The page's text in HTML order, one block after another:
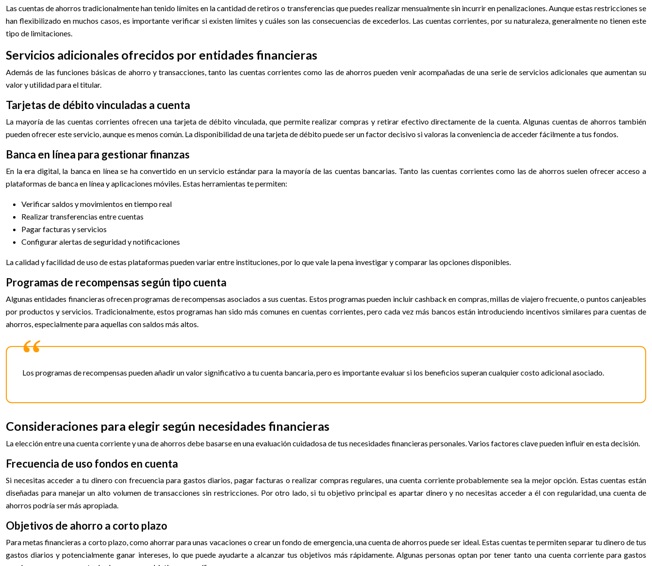
Las cuentas de ahorros tradicionalmente han tenido límites en la cantidad de retiros o transferencias que puedes realizar mensualmente sin incurrir en penalizaciones. Aunque estas restricciones se
han flexibilizado en muchos casos, es importante verificar si existen límites y cuáles son las consecuencias de excederlos. Las cuentas corrientes, por su naturaleza, generalmente no tienen este
tipo de limitaciones.
Servicios adicionales ofrecidos por entidades financieras
Además de las funciones básicas de ahorro y transacciones, tanto las cuentas corrientes como las de ahorros pueden venir acompañadas de una serie de servicios adicionales que aumentan su
valor y utilidad para el titular.
Tarjetas de débito vinculadas a cuenta
La mayoría de las cuentas corrientes ofrecen una tarjeta de débito vinculada, que permite realizar compras y retirar efectivo directamente de la cuenta. Algunas cuentas de ahorros también
pueden ofrecer este servicio, aunque es menos común. La disponibilidad de una tarjeta de débito puede ser un factor decisivo si valoras la conveniencia de acceder fácilmente a tus fondos.
Banca en línea para gestionar finanzas
En la era digital, la banca en línea se ha convertido en un servicio estándar para la mayoría de las cuentas bancarias. Tanto las cuentas corrientes como las de ahorros suelen ofrecer acceso a
plataformas de banca en línea y aplicaciones móviles. Estas herramientas te permiten:
Verificar saldos y movimientos en tiempo real
Realizar transferencias entre cuentas
Pagar facturas y servicios
Configurar alertas de seguridad y notificaciones
La calidad y facilidad de uso de estas plataformas pueden variar entre instituciones, por lo que vale la pena investigar y comparar las opciones disponibles.
Programas de recompensas según tipo cuenta
Algunas entidades financieras ofrecen programas de recompensas asociados a sus cuentas. Estos programas pueden incluir cashback en compras, millas de viajero frecuente, o puntos canjeables
por productos y servicios. Tradicionalmente, estos programas han sido más comunes en cuentas corrientes, pero cada vez más bancos están introduciendo incentivos similares para cuentas de
ahorros, especialmente para aquellas con saldos más altos.
Los programas de recompensas pueden añadir un valor significativo a tu cuenta bancaria, pero es importante evaluar si los beneficios superan cualquier costo adicional asociado.
Consideraciones para elegir según necesidades financieras
La elección entre una cuenta corriente y una de ahorros debe basarse en una evaluación cuidadosa de tus necesidades financieras personales. Varios factores clave pueden influir en esta decisión.
Frecuencia de uso fondos en cuenta
Si necesitas acceder a tu dinero con frecuencia para gastos diarios, pagar facturas o realizar compras regulares, una cuenta corriente probablemente sea la mejor opción. Estas cuentas están
diseñadas para manejar un alto volumen de transacciones sin restricciones. Por otro lado, si tu objetivo principal es apartar dinero y no necesitas acceder a él con regularidad, una cuenta de
ahorros podría ser más apropiada.
Objetivos de ahorro a corto plazo
Para metas financieras a corto plazo, como ahorrar para unas vacaciones o crear un fondo de emergencia, una cuenta de ahorros puede ser ideal. Estas cuentas te permiten separar tu dinero de tus
gastos diarios y potencialmente ganar intereses, lo que puede ayudarte a alcanzar tus objetivos más rápidamente. Algunas personas optan por tener tanto una cuenta corriente para gastos